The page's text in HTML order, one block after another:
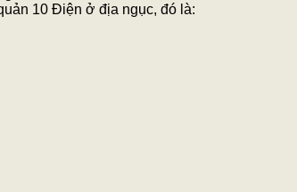
10 Điện ở địa ngục, đó là: